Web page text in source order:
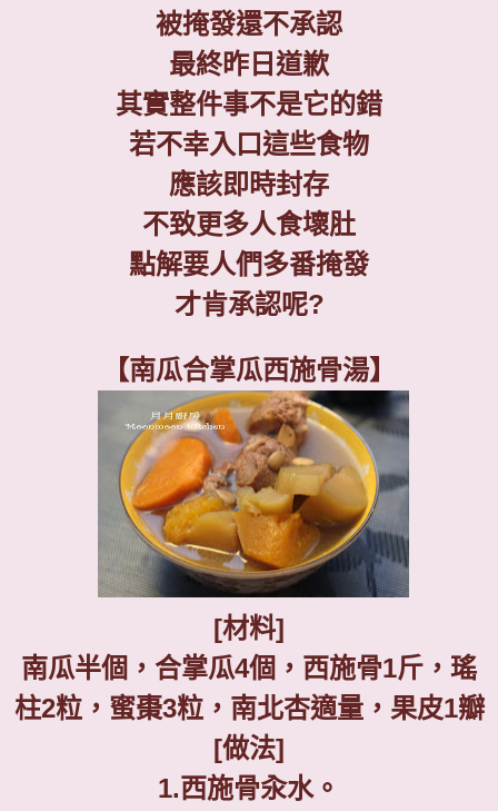
被掩發還不承認
最終昨日道歉
其實整件事不是它的錯
若不幸入口這些食物
應該即時封存
不致更多人食壞肚
點解要人們多番掩發
才肯承認呢?
【南瓜合掌瓜西施骨湯】
[材料]
南瓜半個，合掌瓜4個，西施骨1斤，瑤
柱2粒，蜜棗3粒，南北杏適量，果皮1瓣
[做法]
1.西施骨汆水。